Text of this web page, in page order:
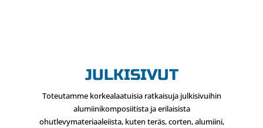
JULKISIVUT
Toteutamme korkealaatuisia ratkaisuja julkisivuihin
alumiinikomposiitista ja erilaisista
ohutlevymateriaaleiista, kuten teräs, corten, alumiini,